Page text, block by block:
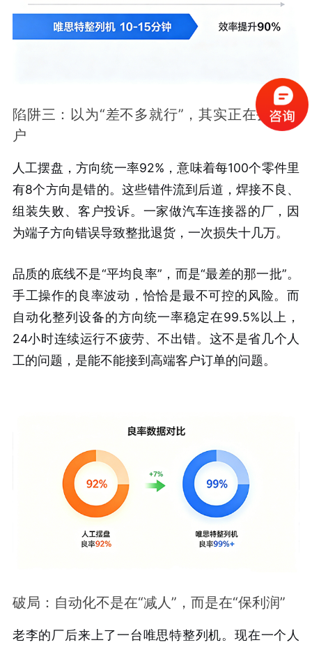
陷阱三：以为“差不多就行”，其实正在丢掉客
户
人工摆盘，方向统一率92%，意味着每100个零件里
有8个方向是错的。这些错件流到后道，焊接不良、
组装失败、客户投诉。一家做汽车连接器的厂，因
为端子方向错误导致整批退货，一次损失十几万。
品质的底线不是“平均良率”，而是“最差的那一批”。
手工操作的良率波动，恰恰是最不可控的风险。而
自动化整列设备的方向统一率稳定在99.5%以上，
24小时连续运行不疲劳、不出错。这不是省几个人
工的问题，是能不能接到高端客户订单的问题。
破局：自动化不是在“减人”，而是在“保利润”
老李的厂后来上了一台唯思特整列机。现在一个人